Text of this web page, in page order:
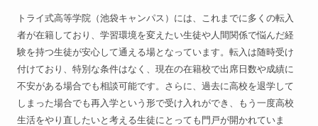
トライ式高等学院（池袋キャンパス）には、これまでに多くの転入
者が在籍しており、学習環境を変えたい生徒や人間関係で悩んだ経
験を持つ生徒が安心して通える場となっています。転入は随時受け
付けており、特別な条件はなく、現在の在籍校で出席日数や成績に
不安がある場合でも相談可能です。さらに、過去に高校を退学して
しまった場合でも再入学という形で受け入れができ、もう一度高校
生活をやり直したいと考える生徒にとっても門戸が開かれていま